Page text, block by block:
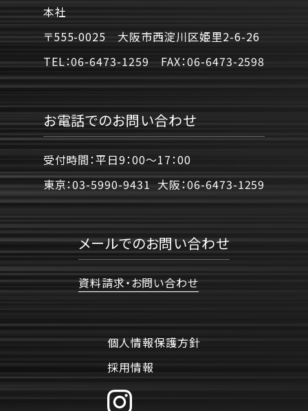
本社
〒555-0025 大阪市西淀川区姫里2-6-26
TEL：06-6473-1259 FAX：06-6473-2598
お電話でのお問い合わせ
受付時間：平日9：00〜17：00
東京：03-5990-9431 大阪：06-6473-1259
メールでのお問い合わせ
資料請求・お問い合わせ
個人情報保護方針
採用情報